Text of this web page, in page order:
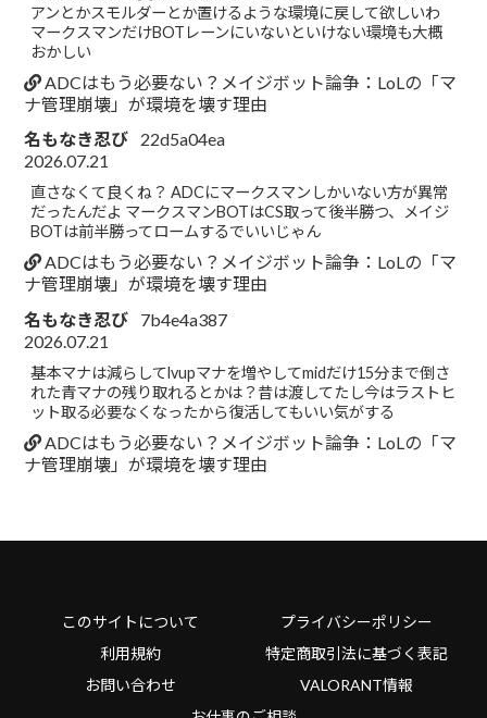
アンとかスモルダーとか置けるような環境に戻して欲しいわ
マークスマンだけBOTレーンにいないといけない環境も大概
おかしい
ADCはもう必要ない？メイジボット論争：LoLの「マ
ナ管理崩壊」が環境を壊す理由
名もなき忍び
22d5a04ea
2026.07.21
直さなくて良くね？ ADCにマークスマンしかいない方が異常
だったんだよ マークスマンBOTはCS取って後半勝つ、メイジ
BOTは前半勝ってロームするでいいじゃん
ADCはもう必要ない？メイジボット論争：LoLの「マ
ナ管理崩壊」が環境を壊す理由
名もなき忍び
7b4e4a387
2026.07.21
基本マナは減らしてlvupマナを増やしてmidだけ15分まで倒さ
れた青マナの残り取れるとかは？昔は渡してたし今はラストヒ
ット取る必要なくなったから復活してもいい気がする
ADCはもう必要ない？メイジボット論争：LoLの「マ
ナ管理崩壊」が環境を壊す理由
このサイトについて
プライバシーポリシー
利用規約
特定商取引法に基づく表記
お問い合わせ
VALORANT情報